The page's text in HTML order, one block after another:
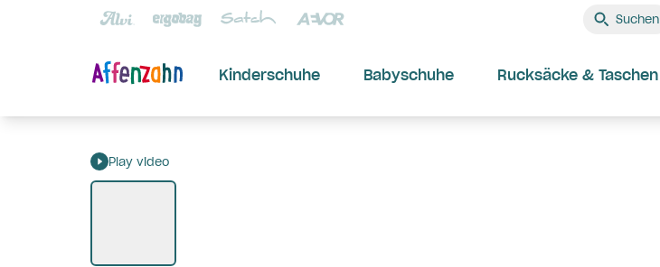
Suchen
Kinderschuhe Babyschuhe Rucksäcke & Taschen
Play video